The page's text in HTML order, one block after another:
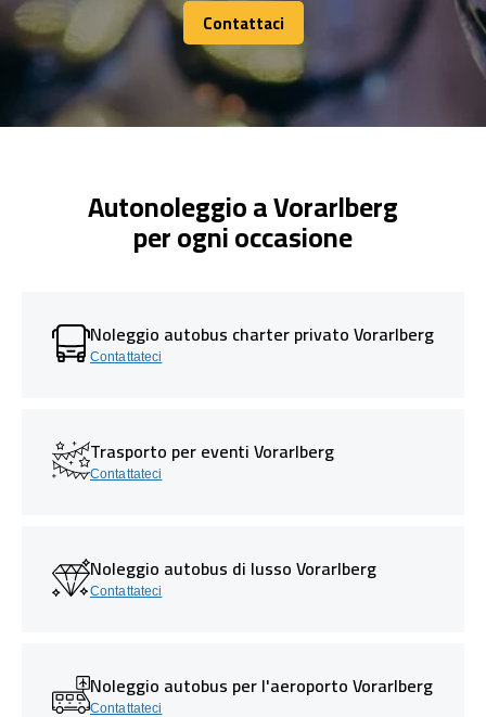
Contattaci
Contattaci
Autonoleggio a Vorarlberg
per ogni occasione
Noleggio autobus charter privato Vorarlberg
Contattateci
Trasporto per eventi Vorarlberg
Contattateci
Noleggio autobus di lusso Vorarlberg
Contattateci
Noleggio autobus per l'aeroporto Vorarlberg
Contattateci